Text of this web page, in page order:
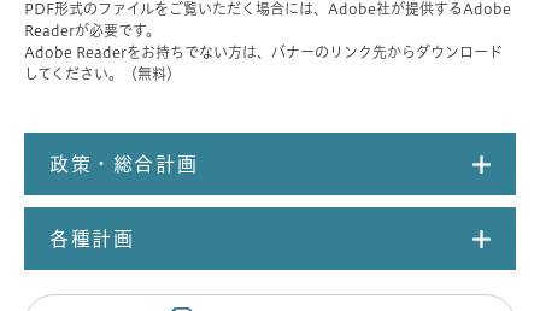
PDF形式のファイルをご覧いただく場合には、Adobe社が提供するAdobe
Readerが必要です。
Adobe Readerをお持ちでない方は、バナーのリンク先からダウンロード
してください。（無料）
政策・総合計画
各種計画